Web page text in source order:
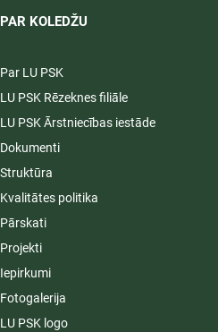
PAR KOLEDŽU
Par LU PSK
LU PSK Rēzeknes filiāle
LU PSK Ārstniecības iestāde
Dokumenti
Struktūra
Kvalitātes politika
Pārskati
Projekti
Iepirkumi
Fotogalerija
LU PSK logo